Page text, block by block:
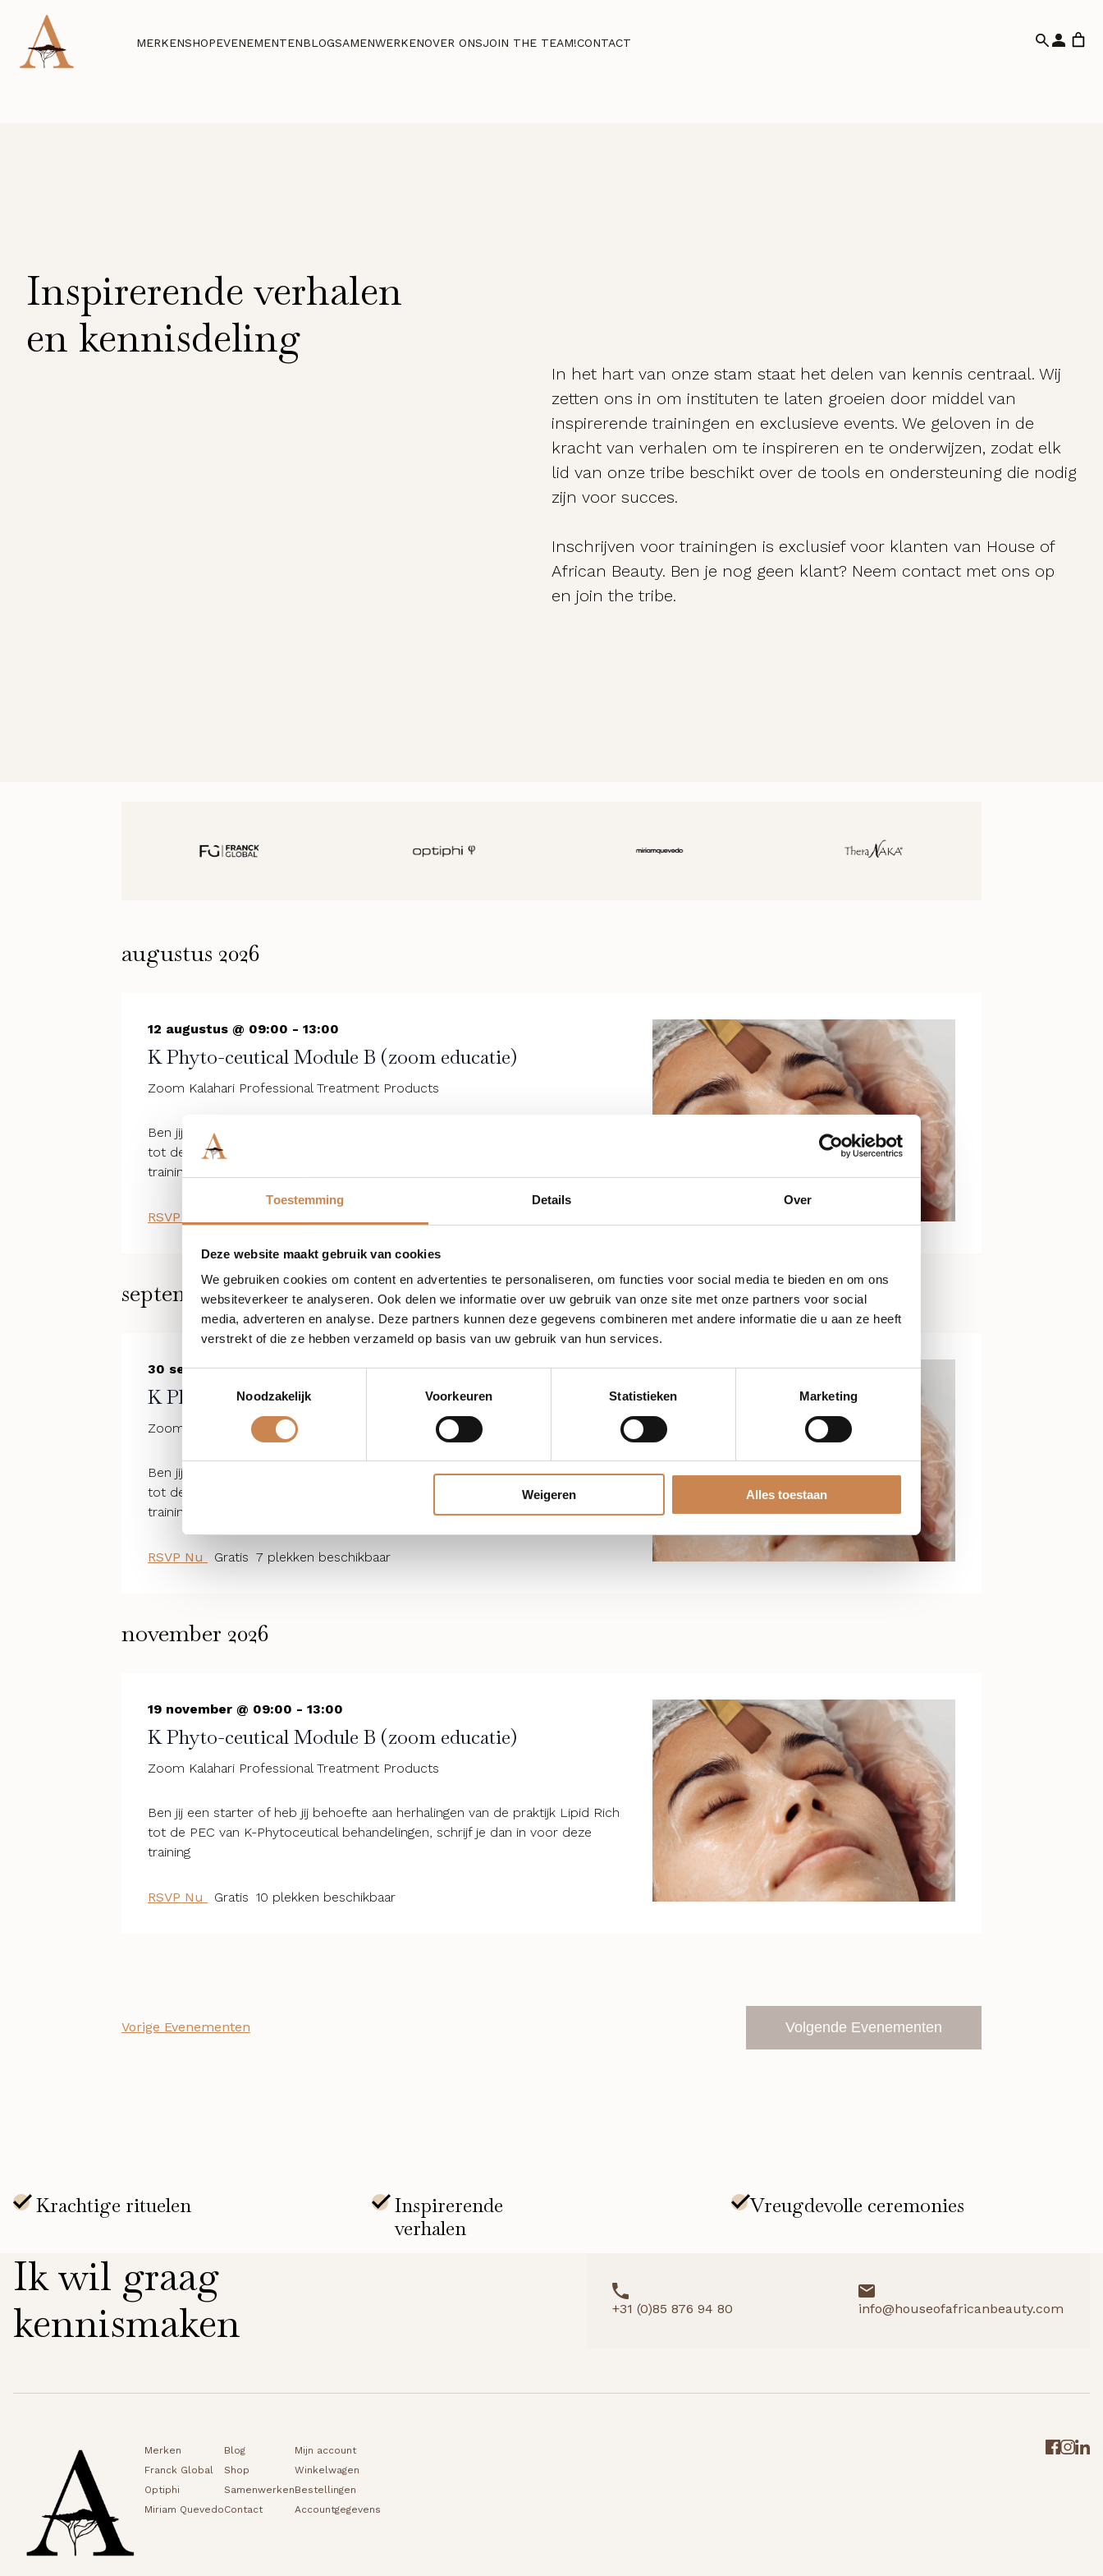
Toestemming Details Over
Deze website maakt gebruik van cookies
We gebruiken cookies om content en advertenties te personaliseren, om functies voor social media te bieden en om ons
websiteverkeer te analyseren. Ook delen we informatie over uw gebruik van onze site met onze partners voor social
media, adverteren en analyse. Deze partners kunnen deze gegevens combineren met andere informatie die u aan ze heeft
verstrekt of die ze hebben verzameld op basis van uw gebruik van hun services.
Toestemmingsselectie
Noodzakelijk
Voorkeuren Statistieken Marketing
Weigeren Alles toestaan
MERKENSHOPEVENEMENTENBLOGSAMENWERKENOVER ONSJOIN THE TEAM!CONTACT
Inspirerende verhalen
en kennisdeling
In het hart van onze stam staat het delen van kennis centraal. Wij
zetten ons in om instituten te laten groeien door middel van
inspirerende trainingen en exclusieve events. We geloven in de
kracht van verhalen om te inspireren en te onderwijzen, zodat elk
lid van onze tribe beschikt over de tools en ondersteuning die nodig
zijn voor succes.
Inschrijven voor trainingen is exclusief voor klanten van House of
African Beauty. Ben je nog geen klant? Neem contact met ons op
en join the tribe.
augustus 2026
K Phyto-ceutical Module B (zoom educatie)
12 augustus @ 09:00 - 13:00
Zoom Kalahari Professional Treatment Products
Ben jij een starter of heb jij behoefte aan herhalingen van de praktijk Lipid Rich
tot de PEC van K-Phytoceutical behandelingen, schrijf je dan in voor deze
training
RSVP Nu
september 2026
K Phyto-ceutical Module B (zoom educatie)
30 september @ 09:00-13:00
Zoom Kalahari Professional Treatment Products
Ben jij een starter of heb jij behoefte aan herhalingen van de praktijk Lipid Rich
tot de PEC van K-Phytoceutical behandelingen, schrijf je dan in voor deze
training
RSVP Nu Gratis 7 plekken beschikbaar
november 2026
K Phyto-ceutical Module B (zoom educatie)
19 november @ 09:00 - 13:00
Zoom Kalahari Professional Treatment Products
Ben jij een starter of heb jij behoefte aan herhalingen van de praktijk Lipid Rich
tot de PEC van K-Phytoceutical behandelingen, schrijf je dan in voor deze
training
RSVP Nu Gratis 10 plekken beschikbaar
Vorige Evenementen Volgende Evenementen
Ik wil graag
kennismaken
+31 (0)85 876 94 80 info@houseofafricanbeauty.com
Merken
Franck Global
Optiphi
Miriam Quevedo
Blog
Shop
Samenwerken
Contact
Mijn account
Winkelwagen
Bestellingen
Accountgegevens